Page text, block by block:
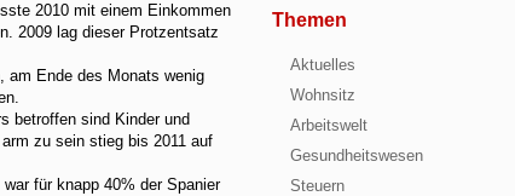
Themen
Aktuelles
Wohnsitz
Arbeitswelt
Gesundheitswesen
Steuern
2010 mit einem Einkommen
2009 lag dieser Protzentsatz
am Ende des Monats wenig
betroffen sind Kinder und
zu sein stieg bis 2011 auf
für knapp 40% der Spanier